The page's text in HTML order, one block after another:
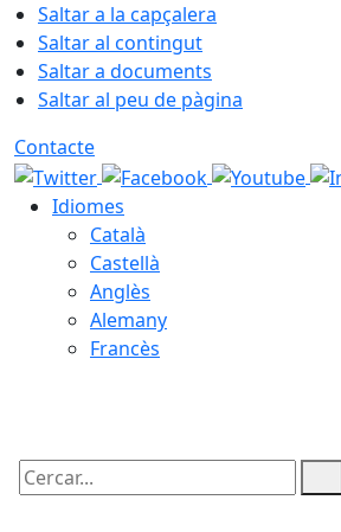
Saltar a la capçalera
Saltar al contingut
Saltar a documents
Saltar al peu de pàgina
Contacte
Idiomes
Català
Castellà
Anglès
Alemany
Francès
Cercar: